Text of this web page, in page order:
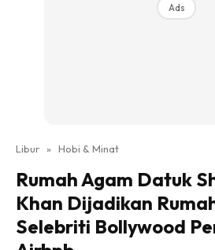
Ads
Libur » Hobi & Minat
Rumah Agam Datuk
Khan Dijadikan
Selebriti Bollywood